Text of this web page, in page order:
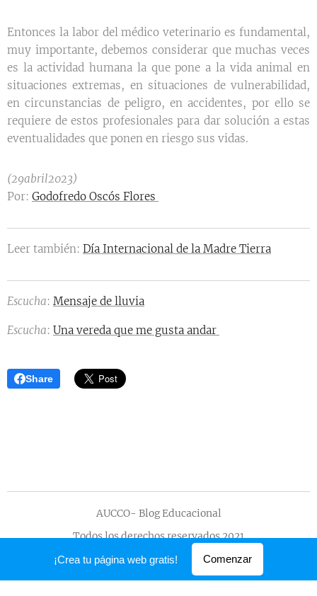
Entonces la labor del médico veterinario es fundamental,
muy importante, debemos considerar que muchas veces
es la actividad humana la que pone a la vida animal en
situaciones extremas, en situaciones de vulnerabilidad,
en circunstancias de peligro, en accidentes, por ello se
requiere de estos profesionales para dar solución a estas
eventualidades que ponen en riesgo sus vidas.
(29abril2023)
Por: Godofredo Oscós Flores
Leer también: Día Internacional de la Madre Tierra
Escucha: Mensaje de lluvia
Escucha: Una vereda que me gusta andar
Share
AUCCO- Blog Educacional
Todos los derechos reservados 2021
Creado conWebnode
¡Crea tu página web gratis! Comenzar